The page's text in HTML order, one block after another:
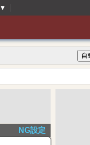
▼
NG設定